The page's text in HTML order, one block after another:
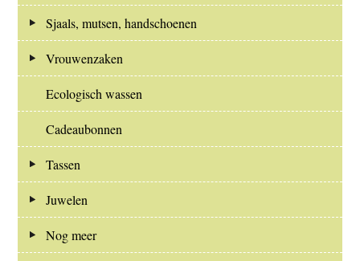
Sjaals, mutsen, handschoenen
Vrouwenzaken
Ecologisch wassen
Cadeaubonnen
Tassen
Juwelen
Nog meer